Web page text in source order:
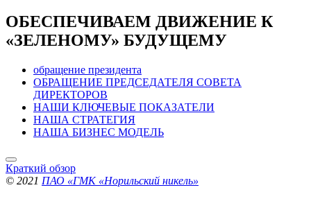
ОБЕСПЕЧИВАЕМ ДВИЖЕНИЕ К
«ЗЕЛЕНОМУ» БУДУЩЕМУ
обращение президента
ОБРАЩЕНИЕ ПРЕДСЕДАТЕЛЯ СОВЕТА
ДИРЕКТОРОВ
НАШИ КЛЮЧЕВЫЕ ПОКАЗАТЕЛИ
НАША СТРАТЕГИЯ
НАША БИЗНЕС МОДЕЛЬ
Краткий обзор
© 2021 ПАО «ГМК «Норильский никель»